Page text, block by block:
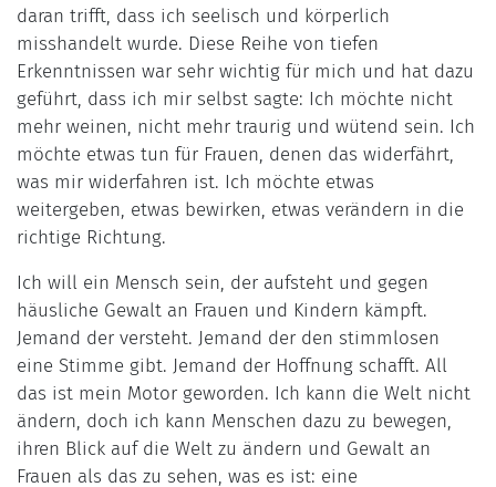
daran trifft, dass ich seelisch und körperlich
misshandelt wurde. Diese Reihe von tiefen
Erkenntnissen war sehr wichtig für mich und hat dazu
geführt, dass ich mir selbst sagte: Ich möchte nicht
mehr weinen, nicht mehr traurig und wütend sein. Ich
möchte etwas tun für Frauen, denen das widerfährt,
was mir widerfahren ist. Ich möchte etwas
weitergeben, etwas bewirken, etwas verändern in die
richtige Richtung.
Ich will ein Mensch sein, der aufsteht und gegen
häusliche Gewalt an Frauen und Kindern kämpft.
Jemand der versteht. Jemand der den stimmlosen
eine Stimme gibt. Jemand der Hoffnung schafft. All
das ist mein Motor geworden. Ich kann die Welt nicht
ändern, doch ich kann Menschen dazu zu bewegen,
ihren Blick auf die Welt zu ändern und Gewalt an
Frauen als das zu sehen, was es ist: eine